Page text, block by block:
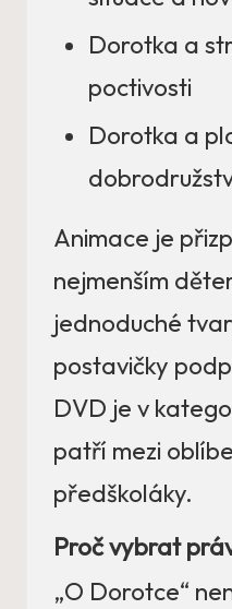
Dorotka a
poctivosti
Dorotka a
Animace je
nejmenším
jednoduché
postavičky
DVD je v
patří mezi
předškoláky.
Proč vybrat
„O Dorotce“